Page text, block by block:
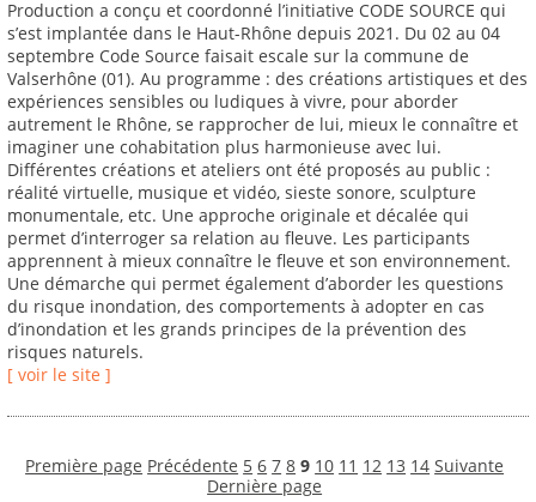
Production a conçu et coordonné l’initiative CODE SOURCE qui
s’est implantée dans le Haut-Rhône depuis 2021. Du 02 au 04
septembre Code Source faisait escale sur la commune de
Valserhône (01). Au programme : des créations artistiques et des
expériences sensibles ou ludiques à vivre, pour aborder
autrement le Rhône, se rapprocher de lui, mieux le connaître et
imaginer une cohabitation plus harmonieuse avec lui.
Différentes créations et ateliers ont été proposés au public :
réalité virtuelle, musique et vidéo, sieste sonore, sculpture
monumentale, etc. Une approche originale et décalée qui
permet d’interroger sa relation au fleuve. Les participants
apprennent à mieux connaître le fleuve et son environnement.
Une démarche qui permet également d’aborder les questions
du risque inondation, des comportements à adopter en cas
d’inondation et les grands principes de la prévention des
risques naturels.
[ voir le site ]
Première page Précédente 5 6 7 8 9 10 11 12 13 14 Suivante
Dernière page